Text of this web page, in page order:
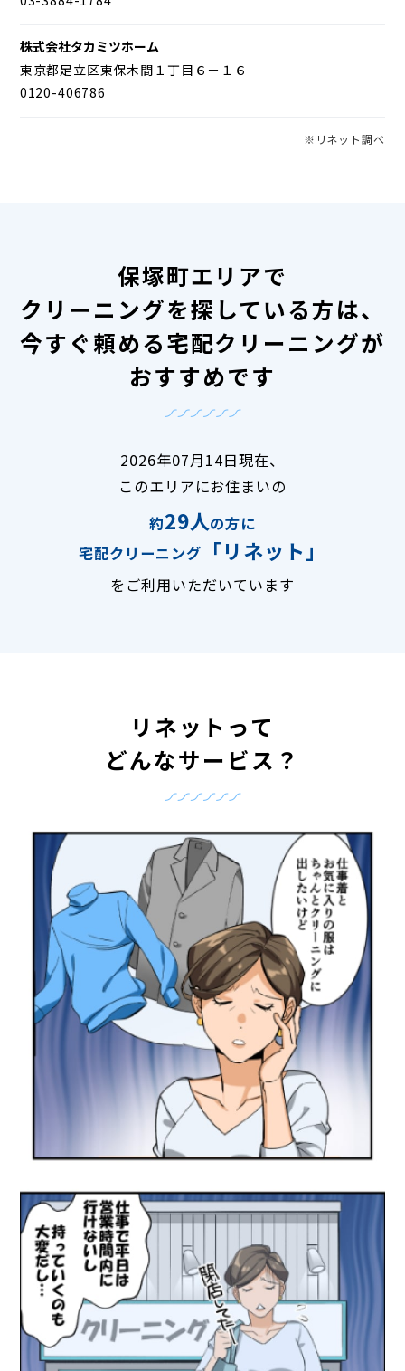
株式会社タカミツホーム
東京都足立区東保木間１丁目６－１６
0120-406786
※リネット調べ
保塚町エリアで
クリーニングを探している方は、
今すぐ頼める宅配クリーニングが
おすすめです
2026年07月14日現在、
このエリアにお住まいの
約29人の方に
宅配クリーニング
「リネット」
をご利用いただいています
リネットって
どんなサービス？